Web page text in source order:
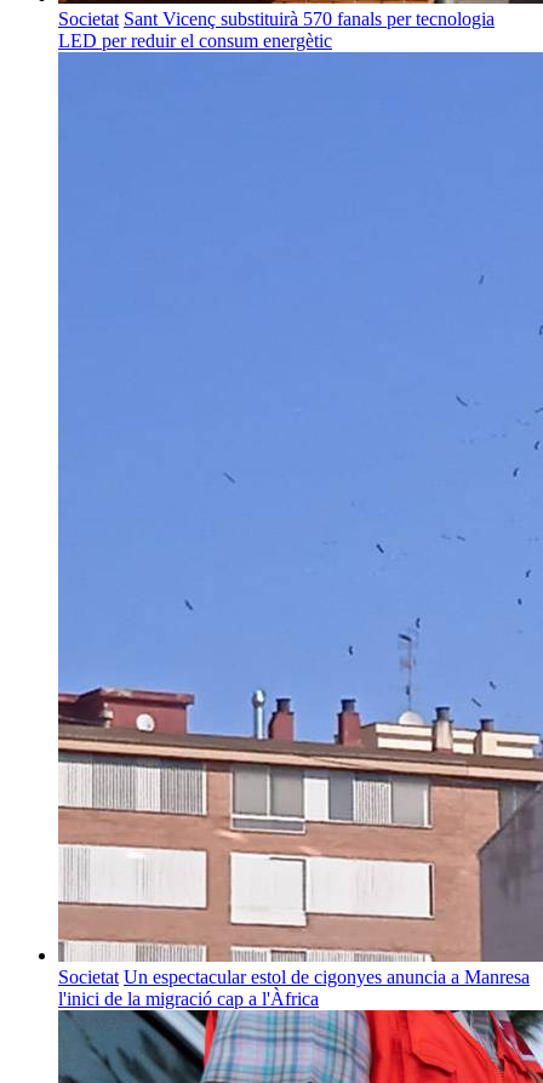
Societat Sant Vicenç substituirà 570 fanals per tecnologia
LED per reduir el consum energètic
Societat Un espectacular estol de cigonyes anuncia a Manresa
l'inici de la migració cap a l'Àfrica